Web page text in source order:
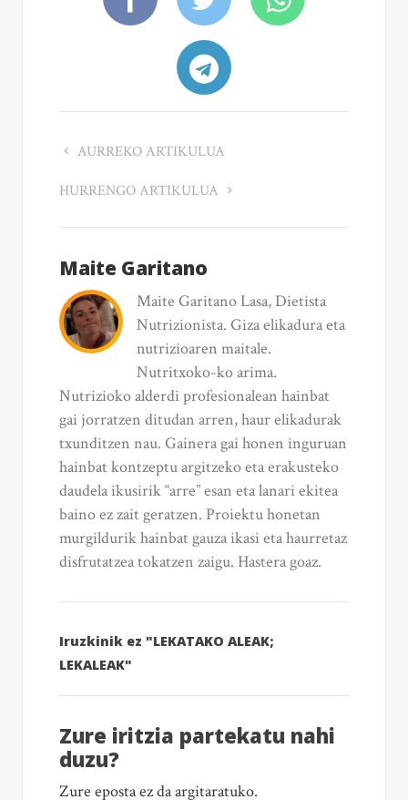
AURREKO ARTIKULUA
HURRENGO ARTIKULUA
Maite Garitano
Maite Garitano Lasa, Dietista
Nutrizionista. Giza elikadura eta
nutrizioaren maitale.
Nutritxoko-ko arima.
Nutrizioko alderdi profesionalean hainbat
gai jorratzen ditudan arren, haur elikadurak
txunditzen nau. Gainera gai honen inguruan
hainbat kontzeptu argitzeko eta erakusteko
daudela ikusirik “arre” esan eta lanari ekitea
baino ez zait geratzen. Proiektu honetan
murgildurik hainbat gauza ikasi eta haurretaz
disfrutatzea tokatzen zaigu. Hastera goaz.
Iruzkinik ez "LEKATAKO ALEAK;
LEKALEAK"
Zure iritzia partekatu nahi
duzu?
Zure eposta ez da argitaratuko.